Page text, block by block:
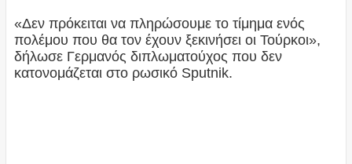
«Δεν πρόκειται να πληρώσουμε το τίμημα ενός
πολέμου που θα τον έχουν ξεκινήσει οι Τούρκοι»,
δήλωσε Γερμανός διπλωματούχος που δεν
κατονομάζεται στο ρωσικό Sputnik.